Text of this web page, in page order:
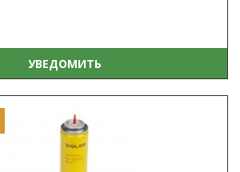
УВЕДОМИТЬ